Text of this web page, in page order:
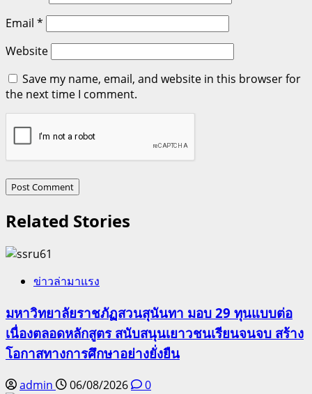
Email *
Website
Save my name, email, and website in this browser for
the next time I comment.
Related Stories
ข่าวล่ามาแรง
มหาวิทยาลัยราชภัฏสวนสุนันทา มอบ 29 ทุนแบบต่อ
เนื่องตลอดหลักสูตร สนับสนุนเยาวชนเรียนจนจบ สร้าง
โอกาสทางการศึกษาอย่างยั่งยืน
admin 06/08/2026 0